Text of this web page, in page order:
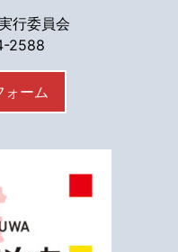
行委員会
2588
ォーム